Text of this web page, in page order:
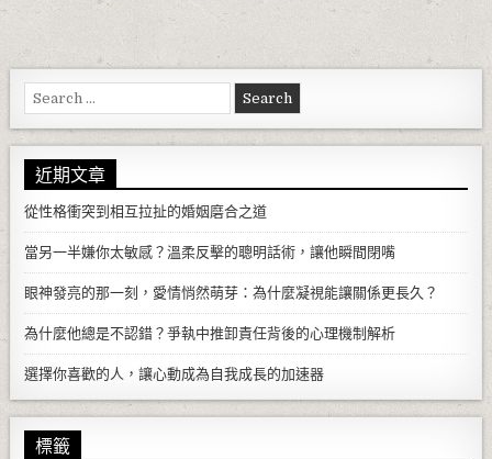
Search for:
近期文章
從性格衝突到相互拉扯的婚姻磨合之道
當另一半嫌你太敏感？溫柔反擊的聰明話術，讓他瞬間閉嘴
眼神發亮的那一刻，愛情悄然萌芽：為什麼凝視能讓關係更長久？
為什麼他總是不認錯？爭執中推卸責任背後的心理機制解析
選擇你喜歡的人，讓心動成為自我成長的加速器
標籤